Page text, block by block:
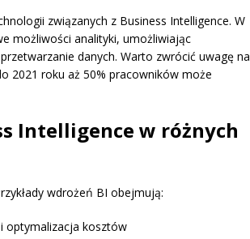
związanych z Business Intelligence. W
możliwości analityki, umożliwiając
danych. Warto zwrócić uwagę na
2021 roku aż 50% pracowników może
Intelligence w różnych
wdrożeń BI obejmują:
optymalizacja kosztów